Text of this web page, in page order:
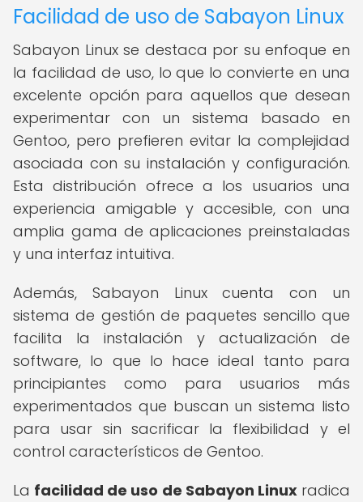
Facilidad de uso de Sabayon Linux
Sabayon Linux se destaca por su enfoque en
la facilidad de uso, lo que lo convierte en una
excelente opción para aquellos que desean
experimentar con un sistema basado en
Gentoo, pero prefieren evitar la complejidad
asociada con su instalación y configuración.
Esta distribución ofrece a los usuarios una
experiencia amigable y accesible, con una
amplia gama de aplicaciones preinstaladas
y una interfaz intuitiva.
Además, Sabayon Linux cuenta con un
sistema de gestión de paquetes sencillo que
facilita la instalación y actualización de
software, lo que lo hace ideal tanto para
principiantes como para usuarios más
experimentados que buscan un sistema listo
para usar sin sacrificar la flexibilidad y el
control característicos de Gentoo.
La facilidad de uso de Sabayon Linuxradica